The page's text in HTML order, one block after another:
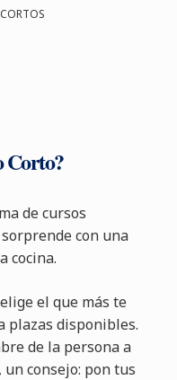
Corto?
de cursos
con una
cocina.
el que más te
plazas disponibles.
de la persona a
consejo: pon tus